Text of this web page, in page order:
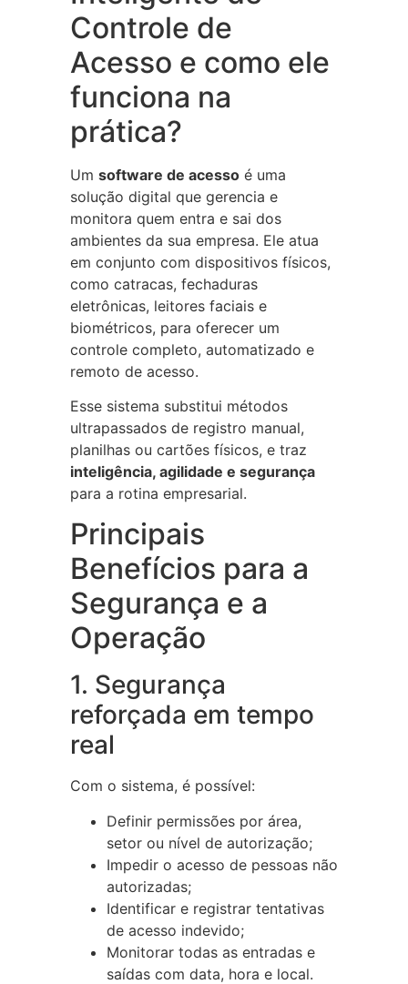
Controle de
Acesso e como ele
funciona na
prática?
Um software de acessoé uma
solução digital que gerencia e
monitora quem entra e sai dos
ambientes da sua empresa. Ele atua
em conjunto com dispositivos físicos,
como catracas, fechaduras
eletrônicas, leitores faciais e
biométricos, para oferecer um
controle completo, automatizado e
remoto de acesso.
Esse sistema substitui métodos
ultrapassados de registro manual,
planilhas ou cartões físicos, e traz
inteligência, agilidade e segurança
para a rotina empresarial.
Principais
Benefícios para a
Segurança e a
Operação
1. Segurança
reforçada em tempo
real
Com o sistema, é possível:
Definir permissões por área,
setor ou nível de autorização;
Impedir o acesso de pessoas não
autorizadas;
Identificar e registrar tentativas
de acesso indevido;
Monitorar todas as entradas e
saídas com data, hora e local.